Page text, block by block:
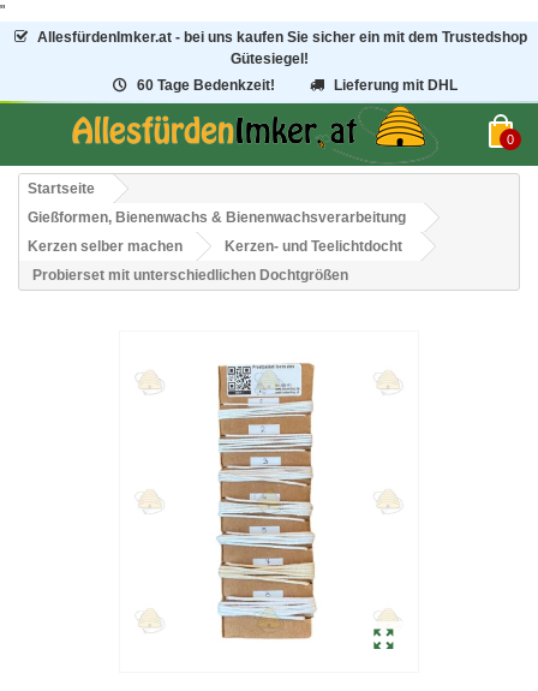
"
AllesfürdenImker.at - bei uns kaufen Sie sicher ein mit dem Trustedshop
Gütesiegel!
60 Tage Bedenkzeit!
Lieferung mit DHL
0
Startseite
Gießformen, Bienenwachs & Bienenwachsverarbeitung
Kerzen selber machen
Kerzen- und Teelichtdocht
Probierset mit unterschiedlichen Dochtgrößen